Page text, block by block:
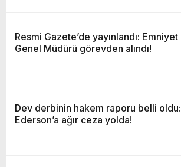
Resmi Gazete’de yayınlandı: Emniyet
Genel Müdürü görevden alındı!
Dev derbinin hakem raporu belli oldu:
Ederson’a ağır ceza yolda!